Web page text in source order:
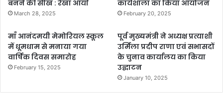
बनने की सीख : रेखा आर्या
March 28, 2025
कार्यशाला का किया आयोजन
February 20, 2025
माँ आनंदमयी मेमोरियल स्कूल
में धूमधाम से मनाया गया
वार्षिक दिवस समारोह
February 15, 2025
पूर्व मुख्यमंत्री ने अध्यक्ष प्रत्याशी
उर्मिला प्रदीप राणा एवं सभासदों
के चुनाव कार्यालय का किया
उद्घाटन
January 10, 2025